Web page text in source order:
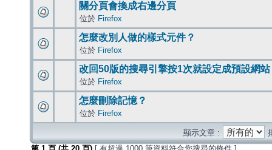
關分頁會換成右邊分頁
位於 Firefox
怎麼改別人做的樣式元件？
位於 Firefox
改回50版的搜尋引擎按1次就設定成預設網站
位於 Firefox
怎麼刪除記憶？
位於 Firefox
顯示文章 :